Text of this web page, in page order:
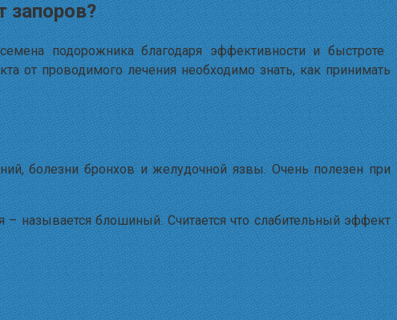
запоров?
подорожника благодаря эффективности и быстроте
от проводимого лечения необходимо знать, как принимать
болезни бронхов и желудочной язвы. Очень полезен при
– называется блошиный. Считается что слабительный эффект